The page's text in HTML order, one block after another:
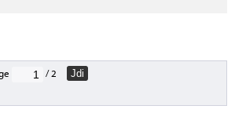
/ 2 Jdi